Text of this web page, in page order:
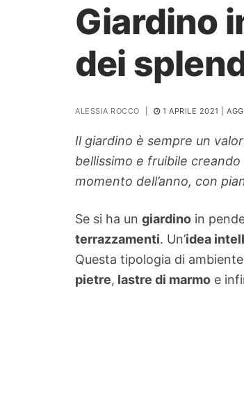
NOVITÀ
AMBIENTI
Search
Giardino
dei
ALESSIA ROCCO 1 APRILE 2021 |
Il giardino è sempre un
bellissimo e fruibile
momento dell’anno, con
Se si ha un giardino in
terrazzamenti. Un’idea
Questa tipologia di
pietre, lastre di marmo e